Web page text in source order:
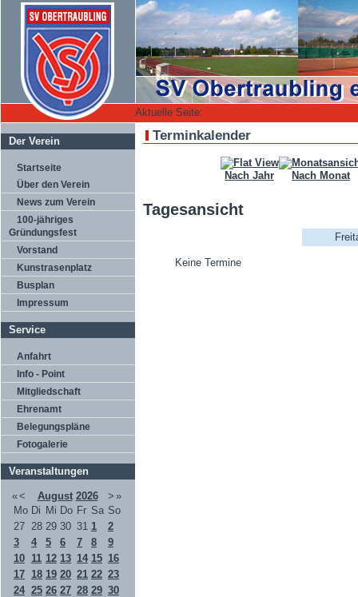
Aktuelle Seite:
Der Verein
Startseite
Über den Verein
News zum Verein
100-jähriges
Gründungsfest
Vorstand
Kunstrasenplatz
Busplan
Impressum
Service
Anfahrt
Info - Point
Mitgliedschaft
Ehrenamt
Belegungspläne
Fotogalerie
Veranstaltungen
«< August 2026 > »
Mo Di Mi Do Fr Sa So
27 28 29 30 31 1
2
3
4 5 6 7 8
9
10 11 12 13 14 15 16
17 18 19 20 21 22 23
24 25 26 27 28 29 30
Terminkalender
Nach Jahr Nach Monat
Tagesansicht
Keine Termine